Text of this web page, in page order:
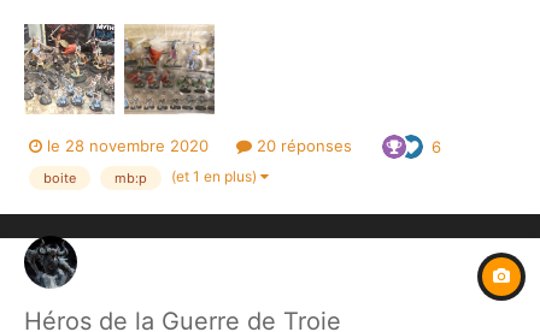
le 28 novembre 2020 20 réponses 6
boite mb:p (et 1 en plus)
Héros de la Guerre de Troie